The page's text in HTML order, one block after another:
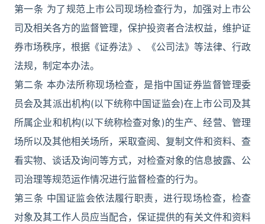
第一条 为了规范上市公司现场检查行为，加强对上市公
司及相关各方的监督管理，保护投资者合法权益，维护证
券市场秩序，根据《证券法》、《公司法》等法律、行政
法规，制定本办法。
第二条 本办法所称现场检查，是指中国证券监督管理委
员会及其派出机构(以下统称中国证监会)在上市公司及其
所属企业和机构(以下统称检查对象)的生产、经营、管理
场所以及其他相关场所，采取查阅、复制文件和资料、查
看实物、谈话及询问等方式，对检查对象的信息披露、公
司治理等规范运作情况进行监督检查的行为。
第三条 中国证监会依法履行职责，进行现场检查，检查
对象及其工作人员应当配合，保证提供的有关文件和资料